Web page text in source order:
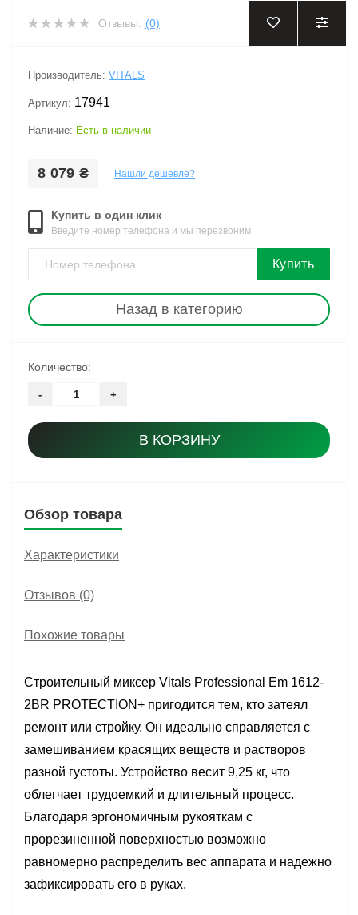
Отзывы: (0)
Производитель: VITALS
Артикул: 17941
Наличие: Есть в наличии
8 079 ₴ Нашли дешевле?
Купить в один клик
Введите номер телефона и мы перезвоним
Купить
Назад в категорию
Количество:
- +
В КОРЗИНУ
Обзор товара
Характеристики
Отзывов (0)
Похожие товары
Строительный миксер Vitals Professional Em 1612-
2BR PROTECTION+ пригодится тем, кто затеял
ремонт или стройку. Он идеально справляется с
замешиванием красящих веществ и растворов
разной густоты. Устройство весит 9,25 кг, что
облегчает трудоемкий и длительный процесс.
Благодаря эргономичным рукояткам с
прорезиненной поверхностью возможно
равномерно распределить вес аппарата и надежно
зафиксировать его в руках.